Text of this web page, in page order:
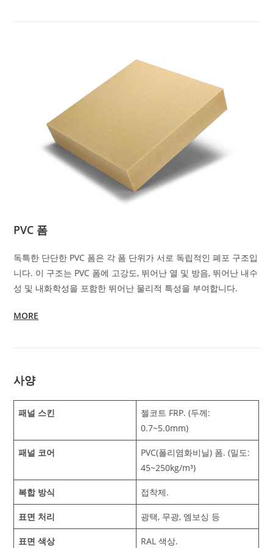
PVC 폼
독특한 단단한 PVC 폼은 각 폼 단위가 서로 독립적인 폐포 구조입
니다. 이 구조는 PVC 폼에 고강도, 뛰어난 열 및 방음, 뛰어난 내수
성 및 내화학성을 포함한 뛰어난 물리적 특성을 부여합니다.
MORE
사양
패널 스킨
젤코트 FRP. (두께:
0.7~5.0mm)
패널 코어
PVC(폴리염화비닐) 폼. (밀도:
45~250kg/m³)
복합 방식 접착제.
표면 처리 광택, 무광, 엠보싱 등
표면 색상 RAL 색상.